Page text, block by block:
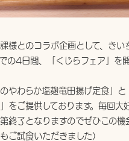
様とのコラボ企画として、きい
4日間、「くじらフェア」を開
やわらか塩麹竜田揚げ定食」と
をご提供しております。毎回大
終了となりますのでぜひこの機
ご試食いただきました）